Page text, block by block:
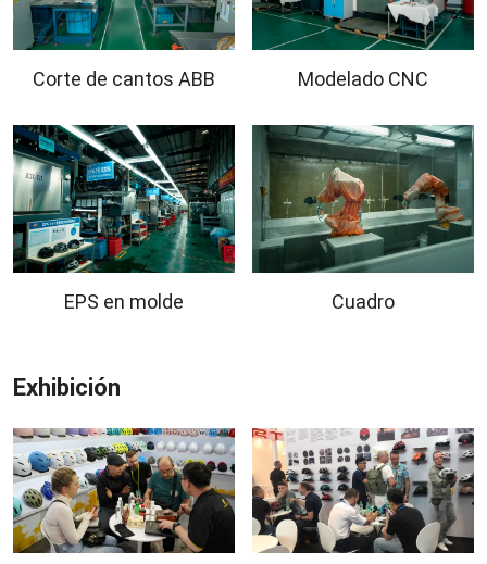
Corte de cantos ABB Modelado CNC
EPS en molde Cuadro
Exhibición